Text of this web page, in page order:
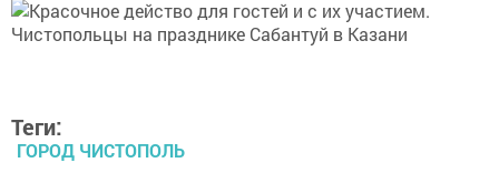
Теги:
ГОРОД ЧИСТОПОЛЬ